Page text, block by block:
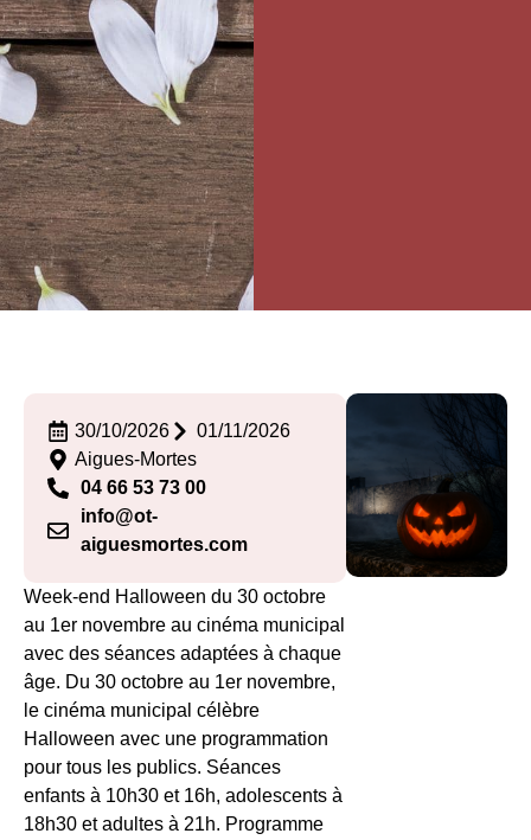
30/10/2026
01/11/2026
Aigues-Mortes
04 66 53 73 00
info@ot-
aiguesmortes.com
Week-end Halloween du 30 octobre
au 1er novembre au cinéma municipal
avec des séances adaptées à chaque
âge. Du 30 octobre au 1er novembre,
le cinéma municipal célèbre
Halloween avec une programmation
pour tous les publics. Séances
enfants à 10h30 et 16h, adolescents à
18h30 et adultes à 21h. Programme